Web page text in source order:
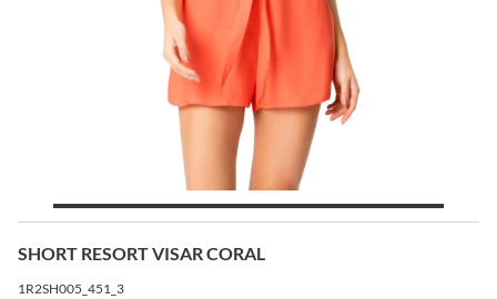
SHORT RESORT VISAR CORAL
1R2SH005_451_3